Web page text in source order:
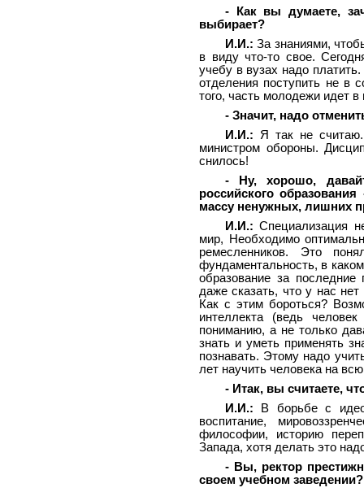
- Как вы думаете,
выбирает?
И.И.: За знаниями,
в виду что-то свое.
учебу в вузах надо
отделения поступить не в
того, часть молодежи идет
- Значит, надо
И.И.: Я так не
министром обороны.
снилось!
- Ну, хорошо,
российского
массу ненужных, лишних
И.И.: Специализация
мир, Необходимо
ремесленников. Это
фундаментальность, в
образование за
даже сказать, что у нас
Как с этим бороться?
интеллекта (ведь
пониманию, а не только
знать и уметь применять
познавать. Этому надо
лет научить человека на
- Итак, вы считаете,
И.И.: В борьбе с
воспитание,
философии, историю
Запада, хотя делать это
- Вы, ректор
своем учебном заведении?